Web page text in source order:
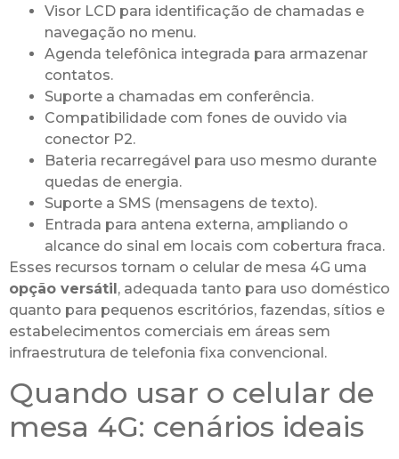
Visor LCD para identificação de chamadas e
navegação no menu.
Agenda telefônica integrada para armazenar
contatos.
Suporte a chamadas em conferência.
Compatibilidade com fones de ouvido via
conector P2.
Bateria recarregável para uso mesmo durante
quedas de energia.
Suporte a SMS (mensagens de texto).
Entrada para antena externa, ampliando o
alcance do sinal em locais com cobertura fraca.
Esses recursos tornam o celular de mesa 4G uma
opção versátil, adequada tanto para uso doméstico
quanto para pequenos escritórios, fazendas, sítios e
estabelecimentos comerciais em áreas sem
infraestrutura de telefonia fixa convencional.
Quando usar o celular de
mesa 4G: cenários ideais